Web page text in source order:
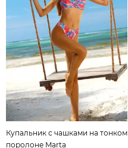
Купальник с чашками на тонком
поролоне Marta